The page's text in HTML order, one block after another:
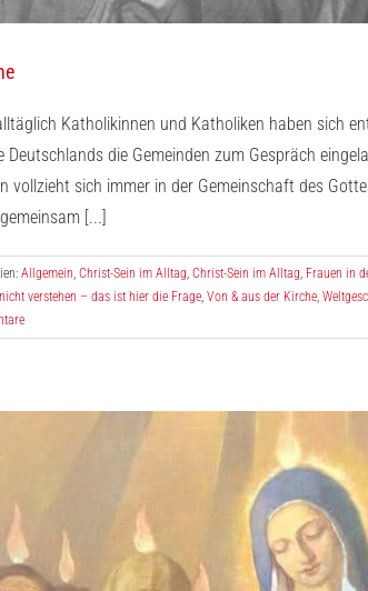
Katholikinnen und Katholiken haben sich
Deutschlands die Gemeinden zum Gespräch
vollzieht sich immer in der Gemeinschaft des
[...]
Allgemein Christ-Sein im Alltag Christ-Sein im Alltag Frauen in
verstehen – das ist hier die Frage Von & aus der Kirche